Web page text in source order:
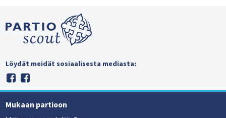
Löydät meidät sosiaalisesta mediasta:
Mukaan partioon